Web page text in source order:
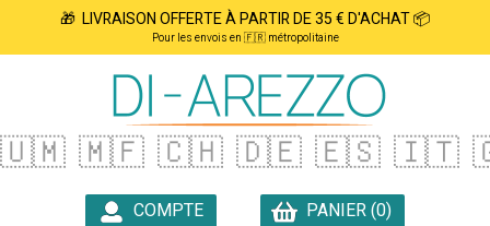
🎁 LIVRAISON OFFERTE À PARTIR DE 35 € D'ACHAT 📦
Pour les envois en 🇫🇷 métropolitaine
🇺🇲 🇲🇫 🇨🇭 🇩🇪 🇪🇸 🇮🇹
COMPTE
PANIER (0)